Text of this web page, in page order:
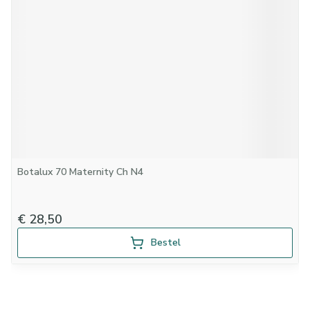
Botalux 70 Maternity Ch N4
€ 28,50
Bestel